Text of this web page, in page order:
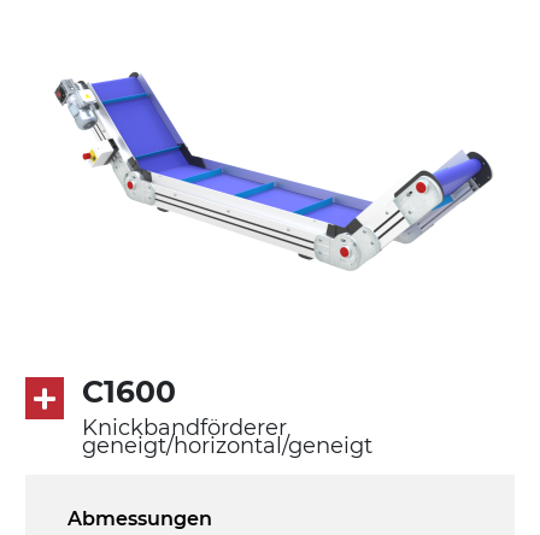
Beine aus verzinktem Metallrohr,
Schwenkräder mit/ohne Bremse (2+2)
Förderfläche
PU Oberfläche in Mattblau
230/400Vac-50Hz-3Ph
Geschwindigkeit
C1600
Knickbandförderer
geneigt/horizontal/geneigt
Abmessungen